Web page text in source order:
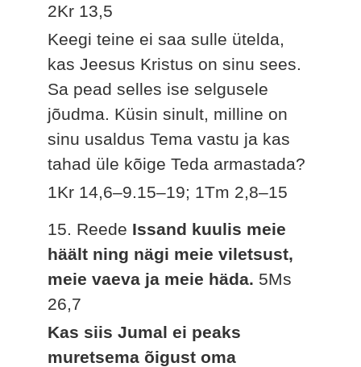
2Kr 13,5
Keegi teine ei saa sulle ütelda,
kas Jeesus Kristus on sinu sees.
Sa pead selles ise selgusele
jõudma. Küsin sinult, milline on
sinu usaldus Tema vastu ja kas
tahad üle kõige Teda armastada?
1Kr 14,6–9.15–19; 1Tm 2,8–15
15. Reede Issand kuulis meie
häält ning nägi meie viletsust,
meie vaeva ja meie häda. 5Ms
26,7
Kas siis Jumal ei peaks
muretsema õigust oma